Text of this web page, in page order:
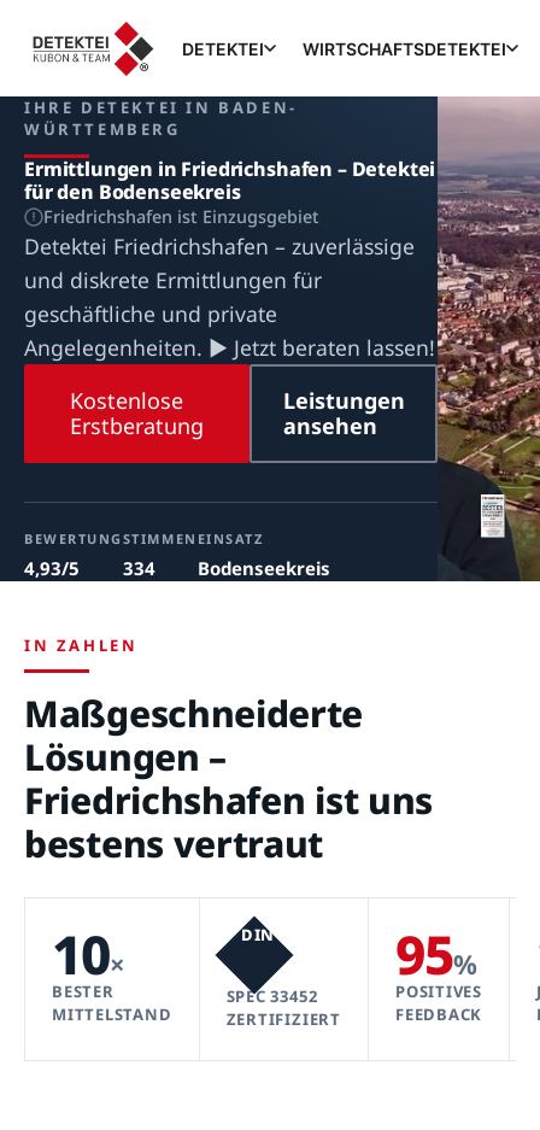
DETEKTEI WIRTSCHAFTSDETEKTEI
IHRE DETEKTEI IN BADEN-
WÜRTTEMBERG
Ermittlungen in Friedrichshafen – Detektei
für den Bodenseekreis
Friedrichshafen ist Einzugsgebiet
Detektei Friedrichshafen – zuverlässige
und diskrete Ermittlungen für
geschäftliche und private
Angelegenheiten. ▶ Jetzt beraten lassen!
Kostenlose
Erstberatung
Leistungen
ansehen
BEWERTUNG
4,93/5
STIMMEN
334
EINSATZ
Bodenseekreis
IN ZAHLEN
Maßgeschneiderte
Lösungen –
Friedrichshafen ist uns
bestens vertraut
10×
BESTER
MITTELSTAND
DIN
SPEC 33452
ZERTIFIZIERT
95%
POSITIVES
FEEDBACK